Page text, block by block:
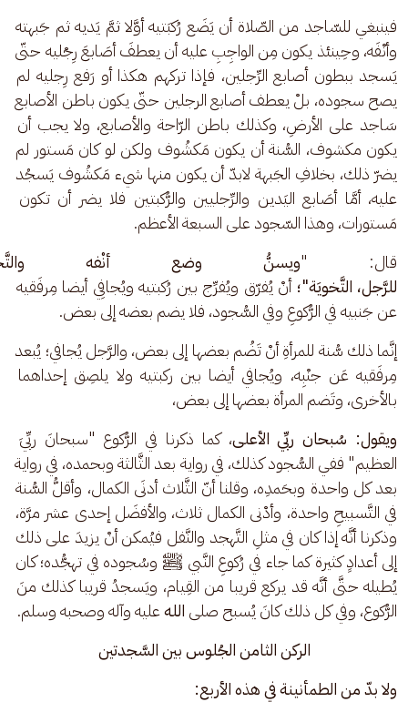
فينبغي للسّاجد من الصّلاة أن يَضَع رُكبَتيه أوَّلا ثمَّ يَديه ثم جَبهته
وأنْفَه، وحِينئذ يكون مِن الواجِبِ عليه أن يعطفَ أصَابعَ رِجْليه حتّى
يَسجد ببطون أصابع الرِّجلين، فإذا تركهم هكذا أو رَفع رِجليه لم
يصح سجوده، بلْ يعطف أصابع الرجلين حتّى يكون باطن الأصابع
سَاجد على الأرضِ، وكذلك باطن الرّاحة والأصابع، ولا يجب أن
يكون مكشوف، السُّنة أن يكون مَكشُوف ولكن لو كان مَستور لم
يضرّ ذلك، بخلافِ الجَبهة لابدّ أن يكون منها شيء مَكشُوف يَسجُد
عليه، أمَّا أصَابع اليَدين والرِّجليين والرُّكبتين فلا يضر أن تكون
مَستورات، وهذا السّجود على السبعة الأعظم.
قال: "ويسنُّ وضع أنْفه
للرَّجل، التَّخويَة"؛ أنْ يُفرّق ويُفرِّج بين رُكبتيه ويُجافِي أيضا مِرفَقيه
عن جَنبيه في الرُّكوعِ وفي السُّجود، فلا يضم بعضه إلى بعض.
إنَّما ذلك سُّنة للمرأةِ أنْ تَضُم بعضها إلى بعض، والرَّجل يُجافي؛ يُبعد
مِرفَقيه عَن جنْبِه، ويُجافي أيضا بين ركبتيه ولا يلصِق إحداهما
بالأخرى، وتَضم المرأة بعضها إلى بعض،
ويقول: سُبحان ربِّي الأعلى، كما ذكرنا في الرُّكوع "سبحانَ ربِّيَ
العظيم" ففي السُّجود كذلك، في رواية بعد الثَّالثة وبحمده، في رواية
بعد كل واحدة وبحَمدِه، وقلنا أنّ الثَّلاث أدنَى الكمال، وأقلُّ السُّنة
في التَّسبيحِ واحدة، وأدْنى الكمال ثلاث، والأفضَل إحدى عشر مرَّة،
وذكرنا أنَّه إذا كان في مثلِ التَّهجد والنَّفل فيُمكن أنْ يزيدَ على ذلك
إلى أعدادٍ كثيرة كما جاء في رُكوعِ النَّبي ﷺ وسُجوده في تهجُّده؛ كان
يُطيله حتَّى أنَّه قد يركع قريبا من القِيام، ويَسجدُ قريبا كذلك منَ
الرُّكوع، وفي كل ذلك كانَ يُسبح صلى الله عليه وآله وصحبه وسلم.
الركن الثامن الجُلوس بين السَّجدتين
ولا بدّ من الطمأنينة في هذه الأربع: